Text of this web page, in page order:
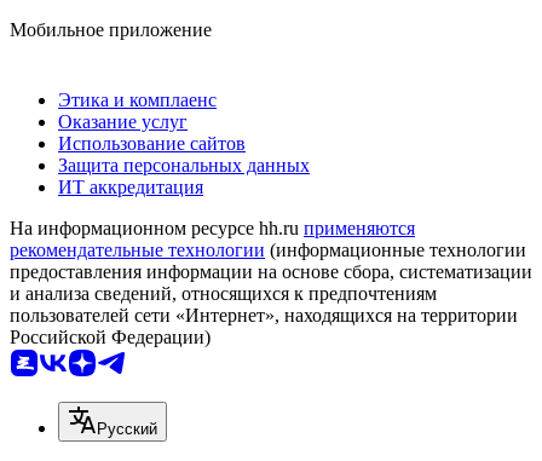
Мобильное приложение
Этика и комплаенс
Оказание услуг
Использование сайтов
Защита персональных данных
ИТ аккредитация
На информационном ресурсе hh.ru применяются
рекомендательные технологии (информационные технологии
предоставления информации на основе сбора, систематизации
и анализа сведений, относящихся к предпочтениям
пользователей сети «Интернет», находящихся на территории
Российской Федерации)
Русский